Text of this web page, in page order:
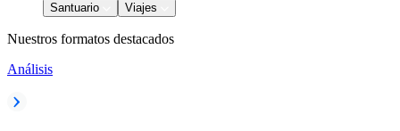
Santuario
Viajes
Nuestros formatos destacados
Análisis